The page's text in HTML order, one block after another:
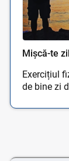
Mișcă-te
Exercițiul
de bine zi